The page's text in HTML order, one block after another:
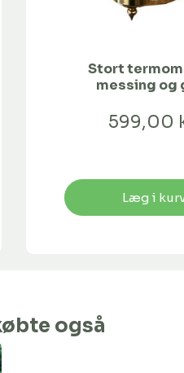
Stort
messing og
599,00
Læg i
også